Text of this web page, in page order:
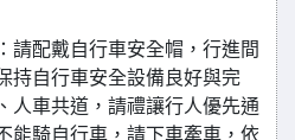
請配戴自行車安全帽，行進間
持自行車安全設備良好與完
人車共道，請禮讓行人優先通
能騎自行車，請下車牽車，依